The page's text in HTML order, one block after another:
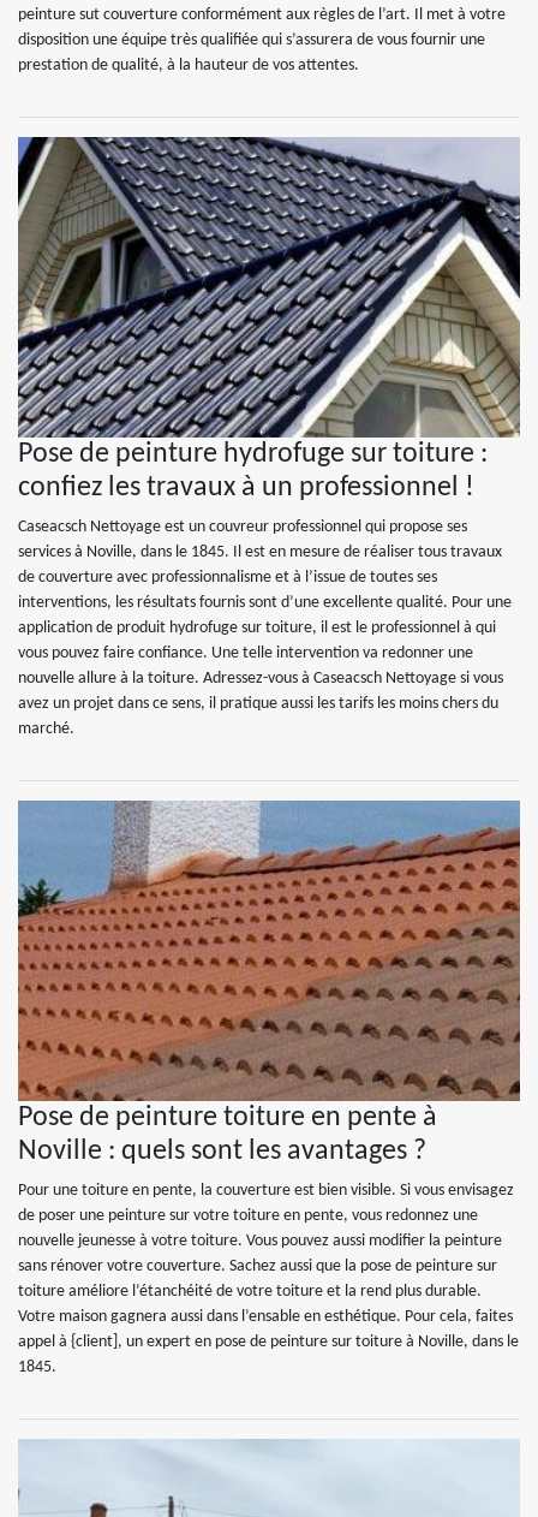
peinture sut couverture conformément aux règles de l’art. Il met à votre
disposition une équipe très qualifiée qui s’assurera de vous fournir une
prestation de qualité, à la hauteur de vos attentes.
Pose de peinture hydrofuge sur toiture :
confiez les travaux à un professionnel !
Caseacsch Nettoyage est un couvreur professionnel qui propose ses
services à Noville, dans le 1845. Il est en mesure de réaliser tous travaux
de couverture avec professionnalisme et à l’issue de toutes ses
interventions, les résultats fournis sont d’une excellente qualité. Pour une
application de produit hydrofuge sur toiture, il est le professionnel à qui
vous pouvez faire confiance. Une telle intervention va redonner une
nouvelle allure à la toiture. Adressez-vous à Caseacsch Nettoyage si vous
avez un projet dans ce sens, il pratique aussi les tarifs les moins chers du
marché.
Pose de peinture toiture en pente à
Noville : quels sont les avantages ?
Pour une toiture en pente, la couverture est bien visible. Si vous envisagez
de poser une peinture sur votre toiture en pente, vous redonnez une
nouvelle jeunesse à votre toiture. Vous pouvez aussi modifier la peinture
sans rénover votre couverture. Sachez aussi que la pose de peinture sur
toiture améliore l’étanchéité de votre toiture et la rend plus durable.
Votre maison gagnera aussi dans l’ensable en esthétique. Pour cela, faites
appel à {client], un expert en pose de peinture sur toiture à Noville, dans le
1845.